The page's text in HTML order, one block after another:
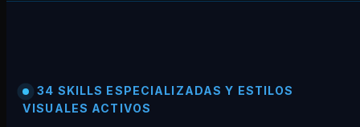
34 SKILLS ESPECIALIZADAS Y ESTILOS
VISUALES ACTIVOS